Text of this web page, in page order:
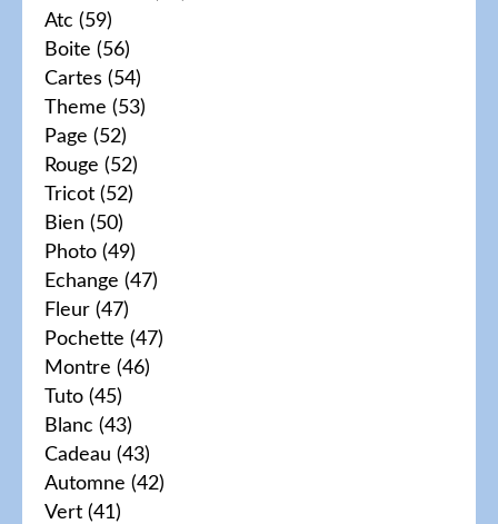
Atc (59)
Boite (56)
Cartes (54)
Theme (53)
Page (52)
Rouge (52)
Tricot (52)
Bien (50)
Photo (49)
Echange (47)
Fleur (47)
Pochette (47)
Montre (46)
Tuto (45)
Blanc (43)
Cadeau (43)
Automne (42)
Vert (41)